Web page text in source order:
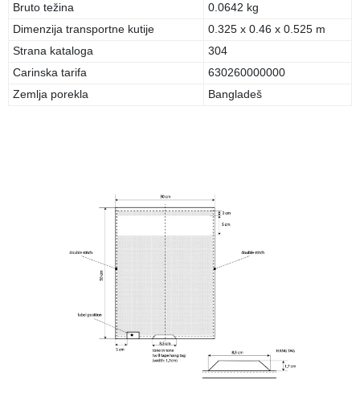
Bruto težina
0.0642 kg
Dimenzija transportne kutije
0.325 x 0.46 x 0.525 m
Strana kataloga
304
Carinska tarifa
630260000000
Zemlja porekla
Bangladeš